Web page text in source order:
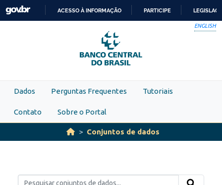
Skip to main content
PARA
O
CONTEÚDO
ACESSO À INFORMAÇÃO PARTICIPE
ENGLISH
Dados Perguntas Frequentes Tutoriais
Contato Sobre o Portal
Conjuntos de dados